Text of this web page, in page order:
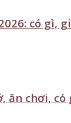
có gì,
ăn chơi,